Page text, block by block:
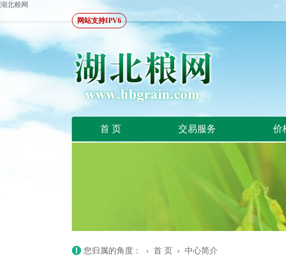
湖北粮网
网站支持IPV6
首 页 交易服务 价
您归属的角度： › 首 页 › 中心简介